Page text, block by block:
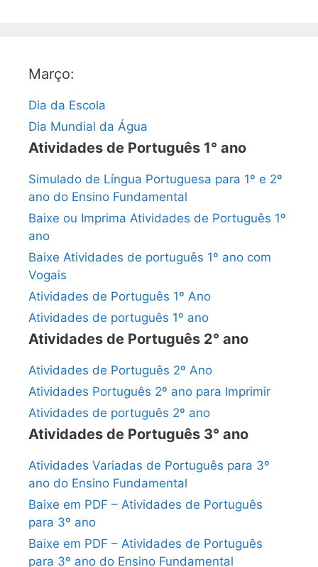
Março:
Dia da Escola
Dia Mundial da Água
Atividades de Português 1° ano
Simulado de Língua Portuguesa para 1º e 2º
ano do Ensino Fundamental
Baixe ou Imprima Atividades de Português 1º
ano
Baixe Atividades de português 1º ano com
Vogais
Atividades de Português 1º Ano
Atividades de português 1º ano
Atividades de Português 2° ano
Atividades de Português 2º Ano
Atividades Português 2º ano para Imprimir
Atividades de português 2º ano
Atividades de Português 3° ano
Atividades Variadas de Português para 3º
ano do Ensino Fundamental
Baixe em PDF – Atividades de Português
para 3º ano
Baixe em PDF – Atividades de Português
para 3º ano do Ensino Fundamental